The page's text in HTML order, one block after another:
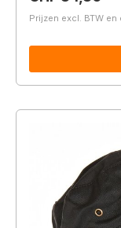
Prijzen excl. BTW